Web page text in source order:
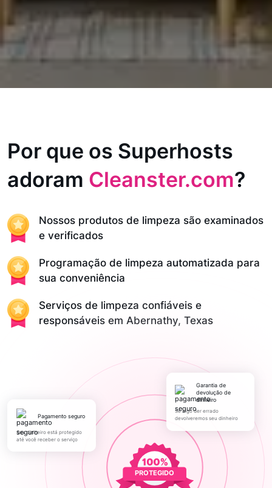
Por que os Superhosts
adoram Cleanster.com?
Nossos produtos de limpeza são examinados
e verificados
Programação de limpeza automatizada para
sua conveniência
Serviços de limpeza confiáveis e
responsáveis em Abernathy, Texas
PROTEGIDO
pagamento seguro
Seu dinheiro está protegido
até você receber o serviço
Garantia de
devolução de
dinheiro
Se algo der errado
devolveremos seu dinheiro